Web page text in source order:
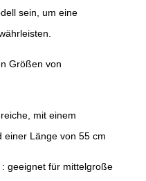
sein, um eine
Größen von
mit einem
einer Länge von 55 cm
: geeignet für mittelgroße